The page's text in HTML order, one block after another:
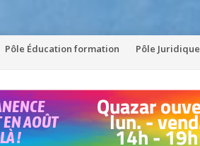
Pôle Éducation formation Pôle Juridique